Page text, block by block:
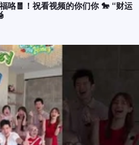
咯🧧！祝看视频的你们你 🐎 “财运